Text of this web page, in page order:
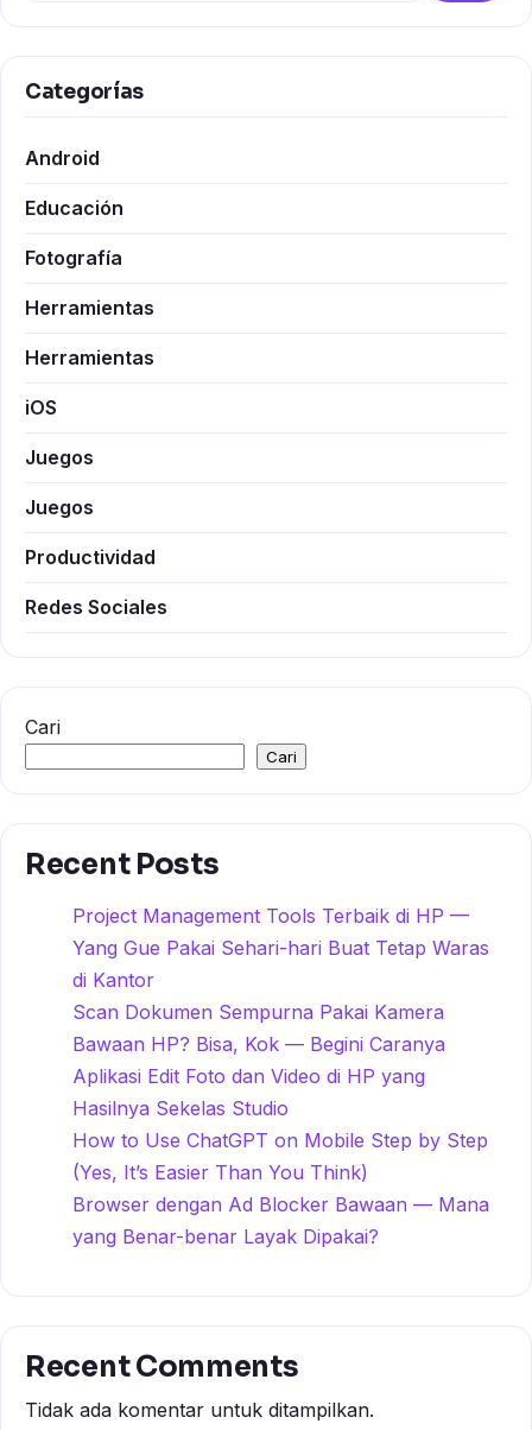
Categorías
Android
Educación
Fotografía
Herramientas
Herramientas
iOS
Juegos
Juegos
Productividad
Redes Sociales
Cari
Cari
Recent Posts
Project Management Tools Terbaik di HP —
Yang Gue Pakai Sehari-hari Buat Tetap Waras
di Kantor
Scan Dokumen Sempurna Pakai Kamera
Bawaan HP? Bisa, Kok — Begini Caranya
Aplikasi Edit Foto dan Video di HP yang
Hasilnya Sekelas Studio
How to Use ChatGPT on Mobile Step by Step
(Yes, It’s Easier Than You Think)
Browser dengan Ad Blocker Bawaan — Mana
yang Benar-benar Layak Dipakai?
Recent Comments
Tidak ada komentar untuk ditampilkan.